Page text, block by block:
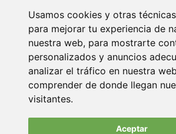
Usamos cookies y otras
para mejorar tu experiencia de
nuestra web, para mostrarte
personalizados y anuncios
analizar el tráfico en nuestra
comprender de donde llegan
visitantes.
Aceptar
Email:info@memoriasusb.com